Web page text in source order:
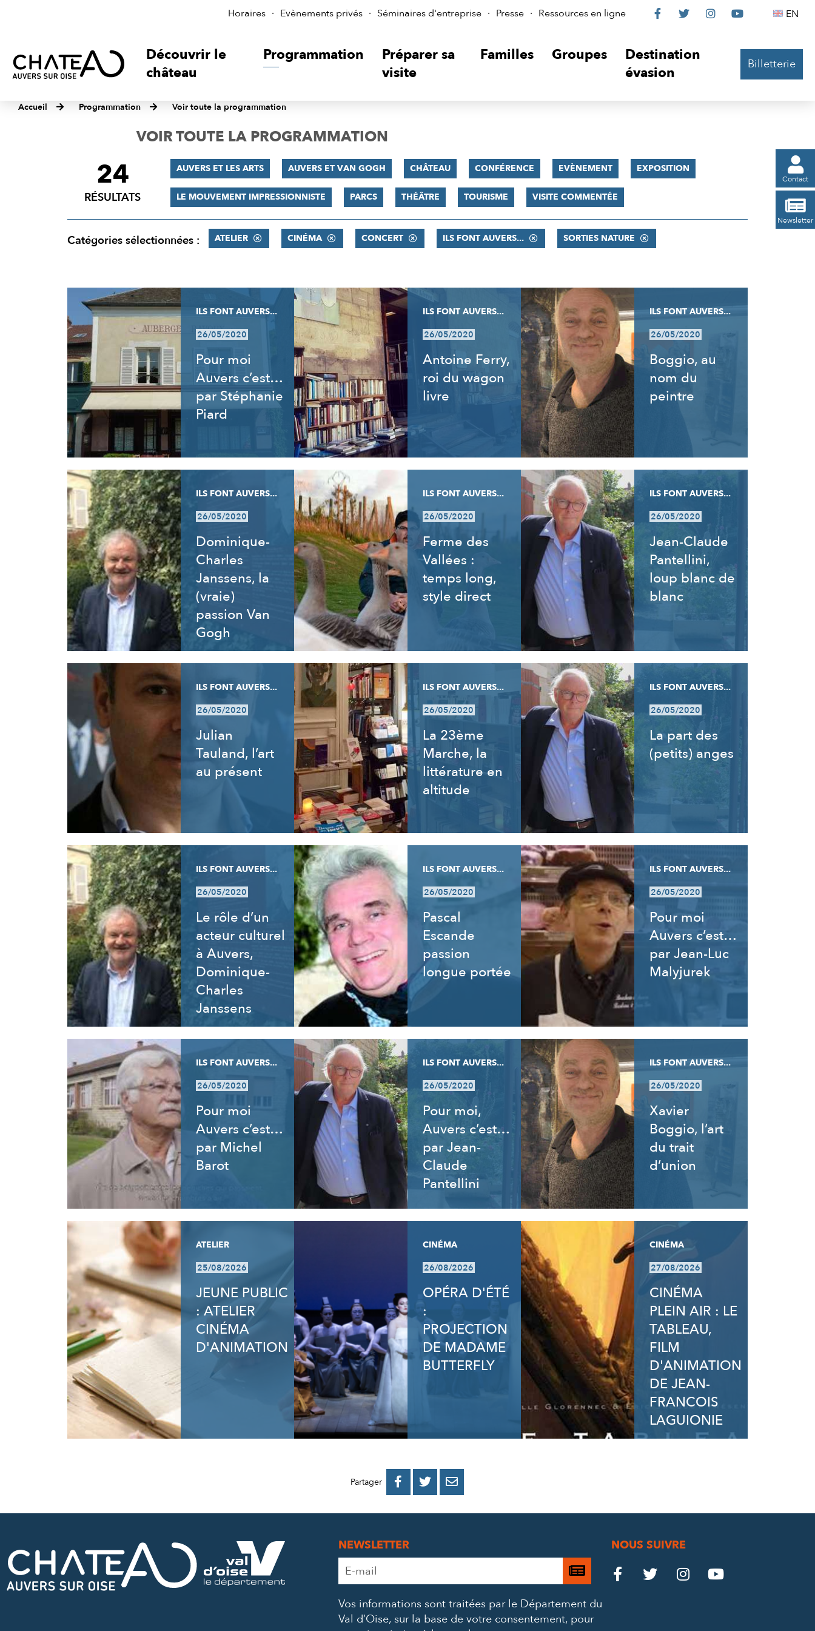
Horaires Evènements privés Séminaires d'entreprise Presse Ressources en ligne
Le
sur

Le

Le

Le
 EN
Découvrir le
château
Programmation
Préparer sa
visite
Familles Groupes
Destination
évasion
Billetterie
Accueil Programmation Voir toute la programmation

Contact

Newsletter
VOIR TOUTE LA PROGRAMMATION
FILTRER
RÉSULTATS
24
RÉSULTATS
AUVERS ET LES ARTS AUVERS ET VAN GOGH CHÂTEAU CONFÉRENCE EVÈNEMENT EXPOSITION
LE MOUVEMENT IMPRESSIONNISTE PARCS THÉÂTRE TOURISME VISITE COMMENTÉE
Catégories sélectionnées : ATELIER CINÉMA CONCERT ILS FONT AUVERS... SORTIES NATURE
RÉSULTATS
ILS FONT AUVERS...
26/05/2020
Pour moi
Auvers c’est…
par Stéphanie
Piard
ILS FONT AUVERS...
26/05/2020
Antoine Ferry,
roi du wagon
livre
ILS FONT AUVERS...
26/05/2020
Boggio, au
nom du
peintre
ILS FONT AUVERS...
26/05/2020
Dominique-
Charles
Janssens, la
(vraie)
passion Van
Gogh
ILS FONT AUVERS...
26/05/2020
Ferme des
Vallées :
temps long,
style direct
ILS FONT AUVERS...
26/05/2020
Jean-Claude
Pantellini,
loup blanc de
blanc
ILS FONT AUVERS...
26/05/2020
Julian
Tauland, l’art
au présent
ILS FONT AUVERS...
26/05/2020
La 23ème
Marche, la
littérature en
altitude
ILS FONT AUVERS...
26/05/2020
La part des
(petits) anges
ILS FONT AUVERS...
26/05/2020
Le rôle d’un
acteur culturel
à Auvers,
Dominique-
Charles
Janssens
ILS FONT AUVERS...
26/05/2020
Pascal
Escande
passion
longue portée
ILS FONT AUVERS...
26/05/2020
Pour moi
Auvers c’est…
par Jean-Luc
Malyjurek
ILS FONT AUVERS...
26/05/2020
Pour moi
Auvers c’est…
par Michel
Barot
ILS FONT AUVERS...
26/05/2020
Pour moi,
Auvers c’est…
par Jean-
Claude
Pantellini
ILS FONT AUVERS...
26/05/2020
Xavier
Boggio, l’art
du trait
d’union
ATELIER
25/08/2026
JEUNE PUBLIC
: ATELIER
CINÉMA
D'ANIMATION
CINÉMA
26/08/2026
OPÉRA D'ÉTÉ
:
PROJECTION
DE MADAME
BUTTERFLY
CINÉMA
27/08/2026
CINÉMA
PLEIN AIR : LE
TABLEAU,
FILM
D'ANIMATION
DE JEAN-
FRANCOIS
LAGUIONIE
Partager 
PARTAGER
PARTAGER
PARTAGER
NEWSLETTER
Adresse
e-
*
Je
m’abonne
à
Vos informations sont traitées par le Département du
Val d’Oise, sur la base de votre consentement, pour
NOUS SUIVRE
Le

Le

Le

Le
